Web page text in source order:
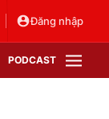
Đăng nhập
PODCAST